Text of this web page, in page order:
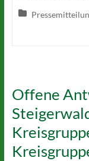
Offene